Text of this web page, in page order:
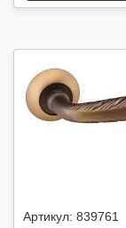
Артикул: 839761